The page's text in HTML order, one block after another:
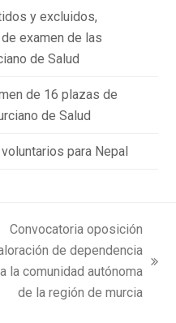
y excluidos,
examen de las
de Salud
de 16 plazas de
de Salud
para Nepal
Convocatoria oposición
de dependencia
la comunidad autónoma
de la región de murcia